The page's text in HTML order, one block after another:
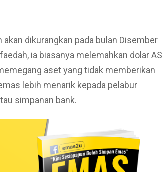
dikurangkan pada bulan Disember
ia biasanya melemahkan dolar AS
aset yang tidak memberikan
lebih menarik kepada pelabur
simpanan bank.